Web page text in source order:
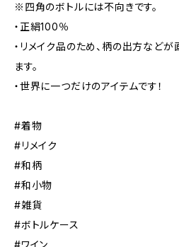
※四角のボトルには不向きです。
・正絹100％
・リメイク品のため、柄の出方など
ます。
・世界に一つだけのアイテムです！
#着物
#リメイク
#和柄
#和小物
#雑貨
#ボトルケース
#ワイン